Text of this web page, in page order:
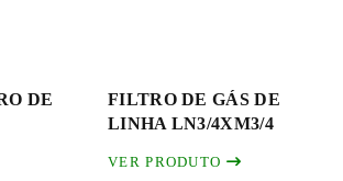
DE
FILTRO DE GÁS DE
LINHA LN3/4XM3/4
VER PRODUTO